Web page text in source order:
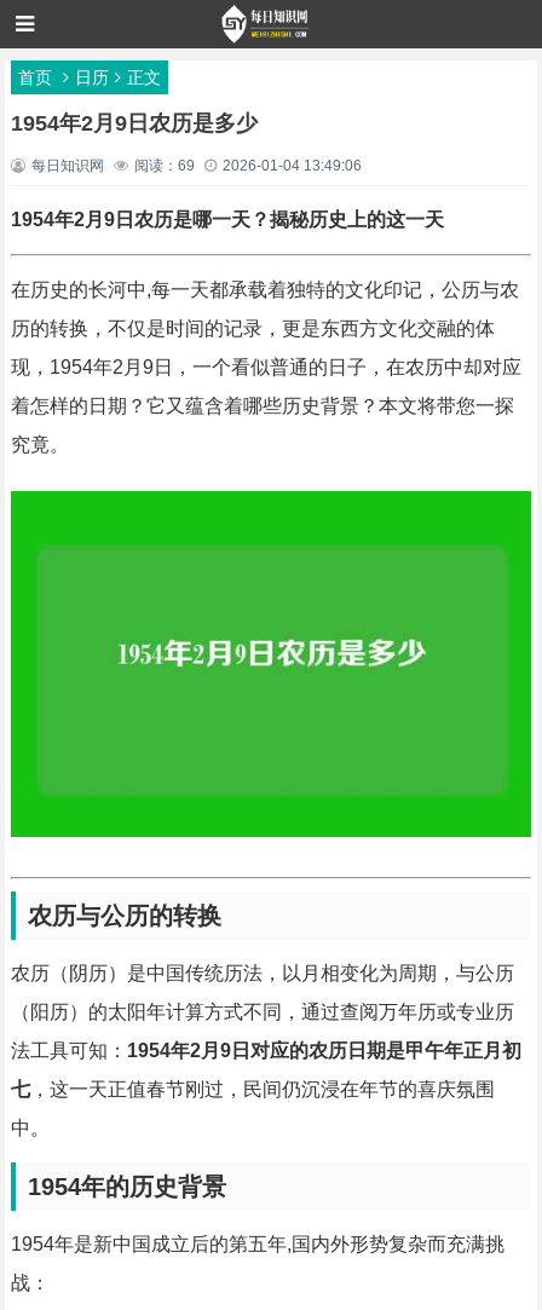
首页 日历 正文
1954年2月9日农历是多少
每日知识网 阅读：69 2026-01-04 13:49:06
1954年2月9日农历是哪一天？揭秘历史上的这一天
在历史的长河中,每一天都承载着独特的文化印记，公历与农
历的转换，不仅是时间的记录，更是东西方文化交融的体
现，1954年2月9日，一个看似普通的日子，在农历中却对应
着怎样的日期？它又蕴含着哪些历史背景？本文将带您一探
究竟。
农历与公历的转换
农历（阴历）是中国传统历法，以月相变化为周期，与公历
（阳历）的太阳年计算方式不同，通过查阅万年历或专业历
法工具可知： 1954年2月9日对应的农历日期是甲午年正月初
七，这一天正值春节刚过，民间仍沉浸在年节的喜庆氛围
中。
1954年的历史背景
1954年是新中国成立后的第五年,国内外形势复杂而充满挑
战：